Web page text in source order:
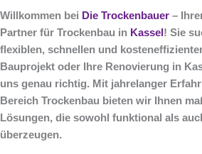
Willkommen bei Die Trockenbauer –
Partner für Trockenbau in Kassel ! Sie
flexiblen, schnellen und
Bauprojekt oder Ihre Renovierung in
uns genau richtig. Mit jahrelanger
Bereich Trockenbau bieten wir Ihnen
Lösungen, die sowohl funktional als
überzeugen.